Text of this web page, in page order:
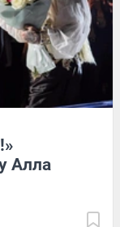
Алла